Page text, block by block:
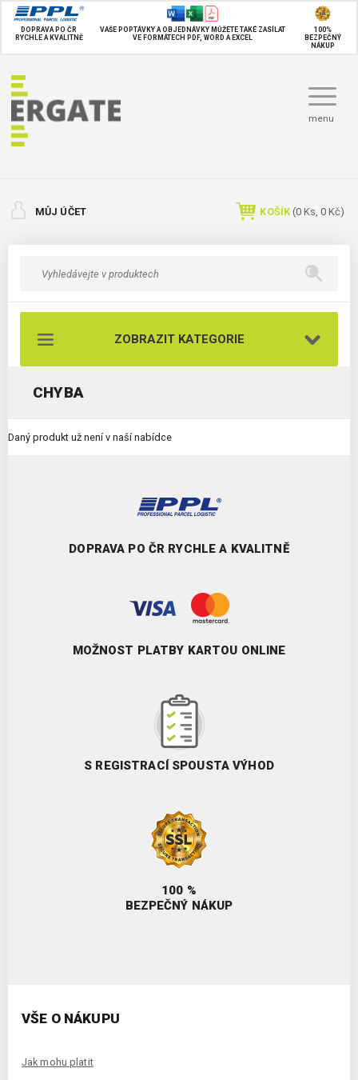
DOPRAVA PO ČR
RYCHLE A KVALITNĚ
VAŠE POPTÁVKY A OBJEDNÁVKY MŮŽETE TAKÉ ZASÍLAT
VE FORMÁTECH PDF, WORD A EXCEL
100%
BEZPEČNÝ
NÁKUP
menu
MŮJ ÚČET KOŠÍK (0 Ks, 0 Kč)
ZOBRAZIT KATEGORIE
CHYBA
Daný produkt už není v naší nabídce
DOPRAVA PO ČR RYCHLE A KVALITNĚ
MOŽNOST PLATBY KARTOU ONLINE
S REGISTRACÍ SPOUSTA VÝHOD
100 %
BEZPEČNÝ NÁKUP
VŠE O NÁKUPU
Jak mohu platit